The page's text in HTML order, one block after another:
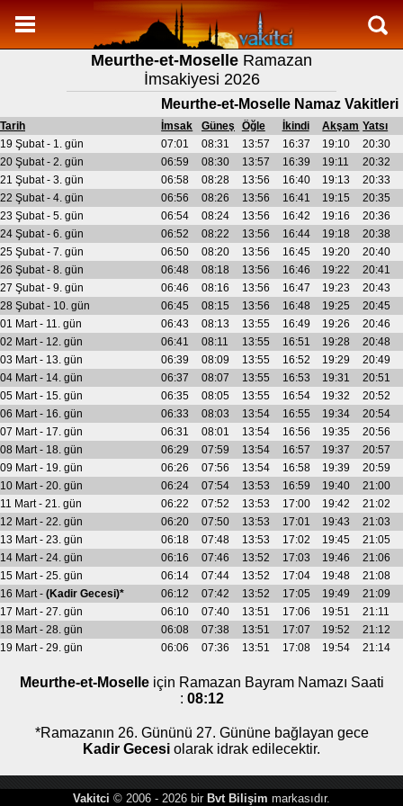
Namaz Vakitleri
Meurthe-et-Moselle Aylık Namaz Vakitleri
Meurthe-et-Moselle Ramazan imsakiyesi
Namaz Nasıl Kılınır?
Bilgi
İletişim
Meurthe-et-Moselle Ramazan
İmsakiyesi 2026
Meurthe-et-Moselle Namaz Vakitleri
Tarih İmsak Güneş Öğle İkindi Akşam Yatsı
19 Şubat - 1. gün
07:01 08:31 13:57 16:37 19:10
20:30
20 Şubat - 2. gün
06:59 08:30 13:57 16:39 19:11
20:32
21 Şubat - 3. gün
06:58 08:28 13:56 16:40 19:13
20:33
22 Şubat - 4. gün
06:56 08:26 13:56 16:41 19:15
20:35
23 Şubat - 5. gün
06:54 08:24 13:56 16:42 19:16
20:36
24 Şubat - 6. gün
06:52 08:22 13:56 16:44 19:18
20:38
25 Şubat - 7. gün
06:50 08:20 13:56 16:45 19:20
20:40
26 Şubat - 8. gün
06:48 08:18 13:56 16:46 19:22
20:41
27 Şubat - 9. gün
06:46 08:16 13:56 16:47 19:23
20:43
28 Şubat - 10. gün
06:45 08:15 13:56 16:48 19:25
20:45
01 Mart - 11. gün
06:43 08:13 13:55 16:49 19:26
20:46
02 Mart - 12. gün
06:41 08:11 13:55 16:51 19:28
20:48
03 Mart - 13. gün
06:39 08:09 13:55 16:52 19:29
20:49
04 Mart - 14. gün
06:37 08:07 13:55 16:53 19:31
20:51
05 Mart - 15. gün
06:35 08:05 13:55 16:54 19:32
20:52
06 Mart - 16. gün
06:33 08:03 13:54 16:55 19:34
20:54
07 Mart - 17. gün
06:31 08:01 13:54 16:56 19:35
20:56
08 Mart - 18. gün
06:29 07:59 13:54 16:57 19:37
20:57
09 Mart - 19. gün
06:26 07:56 13:54 16:58 19:39
20:59
10 Mart - 20. gün
06:24 07:54 13:53 16:59 19:40
21:00
11 Mart - 21. gün
06:22 07:52 13:53 17:00 19:42
21:02
12 Mart - 22. gün
06:20 07:50 13:53 17:01 19:43
21:03
13 Mart - 23. gün
06:18 07:48 13:53 17:02 19:45
21:05
14 Mart - 24. gün
06:16 07:46 13:52 17:03 19:46
21:06
15 Mart - 25. gün
06:14 07:44 13:52 17:04 19:48
21:08
16 Mart - (Kadir Gecesi)* 06:12 07:42 13:52 17:05 19:49
21:09
17 Mart - 27. gün
06:10 07:40 13:51 17:06 19:51
21:11
18 Mart - 28. gün
06:08 07:38 13:51 17:07 19:52
21:12
19 Mart - 29. gün
06:06 07:36 13:51 17:08 19:54 21:14
Meurthe-et-Moselleiçin Ramazan Bayram Namazı Saati
: 08:12
*Ramazanın 26. Gününü 27. Gününe bağlayan gece
Kadir Gecesi olarak idrak edilecektir.
Vakitci © 2006 - 2026 bir Bvt Bilişim markasıdır.